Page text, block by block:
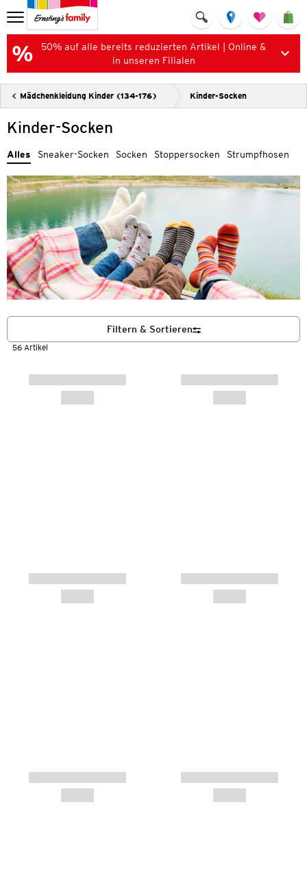
50% auf alle bereits reduzierten Artikel | Online &
in unseren Filialen
Mädchenkleidung Kinder (134-176) Kinder-Socken
Kinder-Socken
Alles Sneaker-Socken Socken Stoppersocken Strumpfhosen
56 Artikel
Filtern & Sortieren